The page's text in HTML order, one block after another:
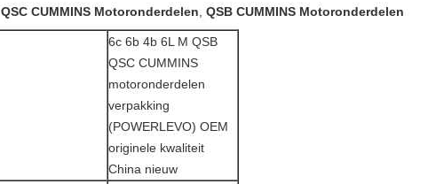
QSC CUMMINS Motoronderdelen QSB CUMMINS Motoronderdelen
6c 6b 4b 6L M QSB
QSC CUMMINS
motoronderdelen
verpakking
(POWERLEVO) OEM
originele kwaliteit
China nieuw